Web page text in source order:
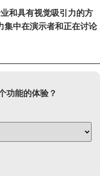
和具有视觉吸引力的方
集中在演示者和正在讨论
功能的体验？